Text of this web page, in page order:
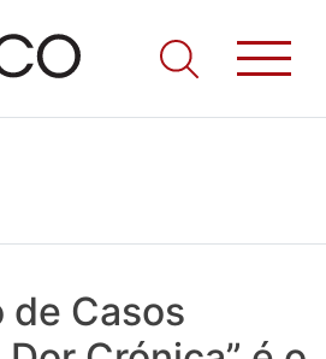
os Médicos. Onde as notícias
que se passa na Saúde!
de Casos